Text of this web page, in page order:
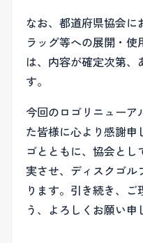
なお、都道府県協会に
ラッグ等への展開・使
は、内容が確定次第、
す。
今回のロゴリニューア
た皆様に心より感謝申
ゴとともに、協会とし
実させ、ディスクゴル
ります。引き続き、ご
う、よろしくお願い申